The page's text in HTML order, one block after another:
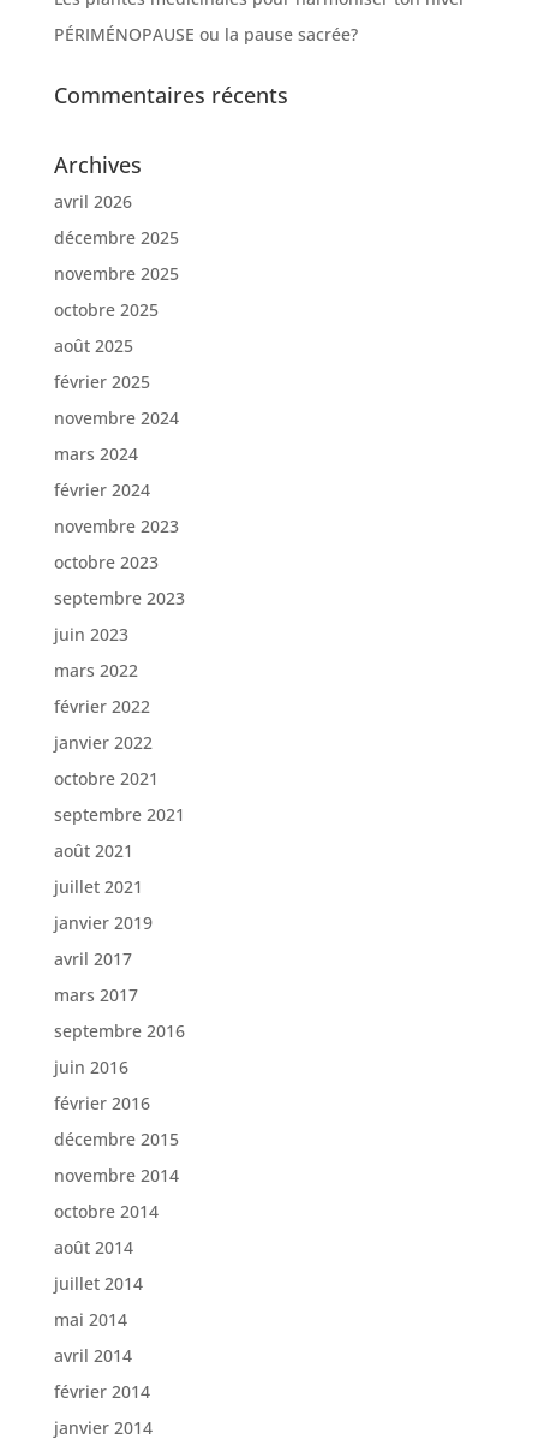
PÉRIMÉNOPAUSE ou la pause sacrée?
Commentaires récents
Archives
avril 2026
décembre 2025
novembre 2025
octobre 2025
août 2025
février 2025
novembre 2024
mars 2024
février 2024
novembre 2023
octobre 2023
septembre 2023
juin 2023
mars 2022
février 2022
janvier 2022
octobre 2021
septembre 2021
août 2021
juillet 2021
janvier 2019
avril 2017
mars 2017
septembre 2016
juin 2016
février 2016
décembre 2015
novembre 2014
octobre 2014
août 2014
juillet 2014
mai 2014
avril 2014
février 2014
janvier 2014